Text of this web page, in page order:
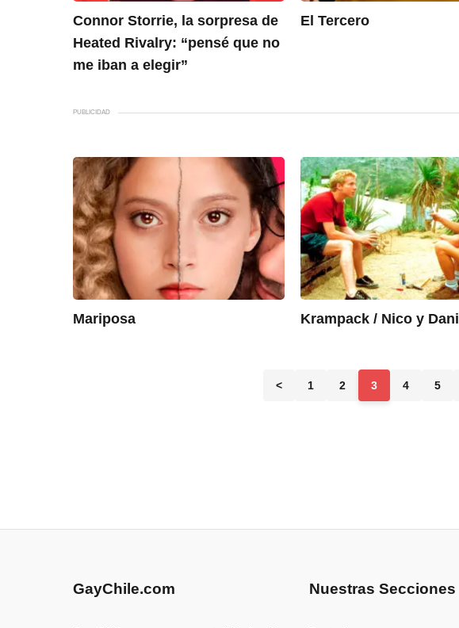
Connor Storrie, la sorpresa de
Heated Rivalry: “pensé que no
me iban a elegir”
El Tercero
PUBLICIDAD
Mariposa Krampack / Nico y Dani
< 1 2 3 4 5
GayChile.com Nuestras Secciones